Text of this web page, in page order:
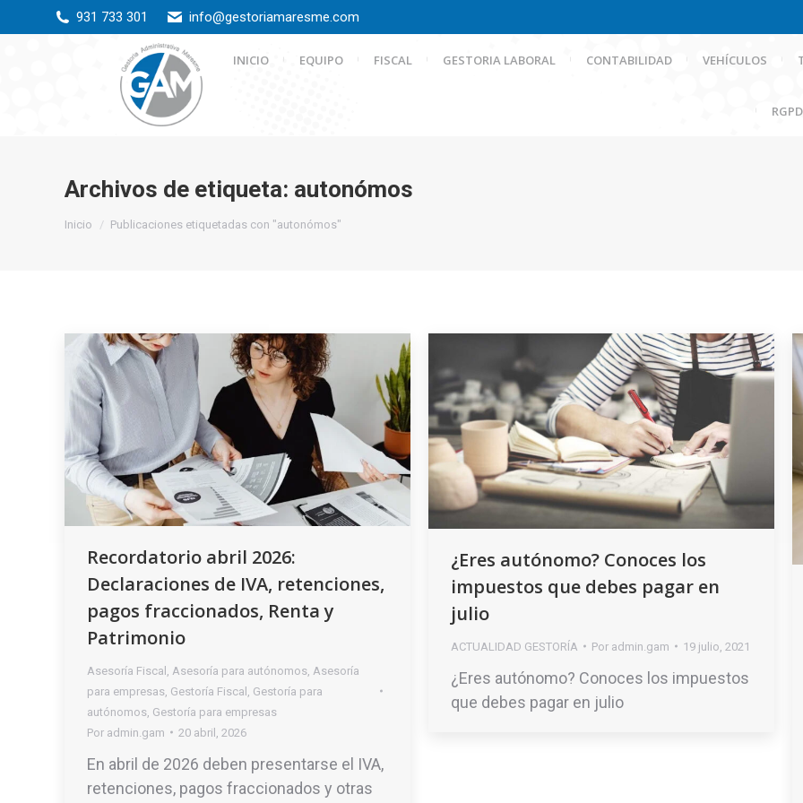
931 733 301 info@gestoriamaresme.com
INICIO EQUIPO FISCAL GESTORIA LABORAL CONTABILIDAD VEHÍCULOS
RGPD
Archivos de etiqueta: autonómos
Estás aquí:
Inicio Publicaciones etiquetadas con "autonómos"
Recordatorio abril 2026:
Declaraciones de IVA, retenciones,
pagos fraccionados, Renta y
Patrimonio
Asesoría Fiscal Asesoría para autónomos Asesoría
para empresas Gestoría Fiscal
Gestoría para
autónomos Gestoría para empresas
Por admin.gam 20 abril, 2026
En abril de 2026 deben presentarse el IVA,
retenciones, pagos fraccionados y otras
¿Eres autónomo? Conoces los
impuestos que debes pagar en
julio
ACTUALIDAD GESTORÍA Por admin.gam 19 julio, 2021
¿Eres autónomo? Conoces los impuestos
que debes pagar en julio